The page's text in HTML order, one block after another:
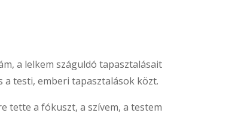
a lelkem száguldó tapasztalásait
testi, emberi tapasztalások közt.
tette a fókuszt, a szívem, a testem